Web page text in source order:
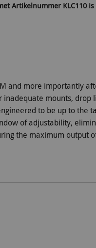
Artikelnummer KLC110
and more importantly
mounts, drop
to be up to the
of adjustability,
the maximum output